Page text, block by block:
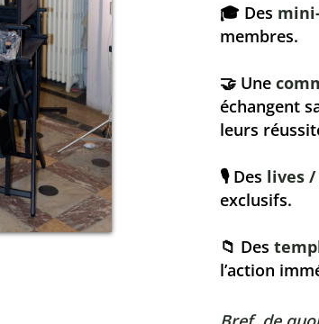
🎓 Des
membres.
🤝 Une
échangent
leurs
🎙 Des lives /
exclusifs.
📁 Des
l’action